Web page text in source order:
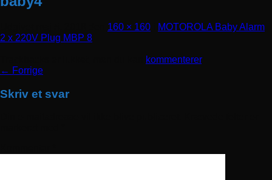
160 × 160
MOTOROLA Baby Alarm
2 x 220V Plug MBP 8
kommenterer.
← Forrige
Skriv et svar